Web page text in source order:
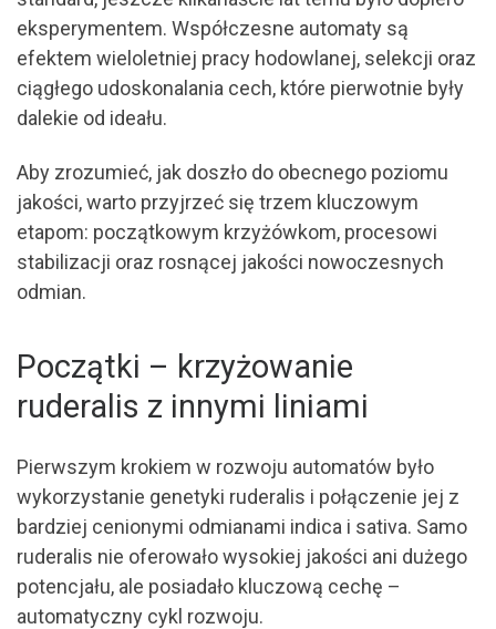
eksperymentem. Współczesne automaty są
efektem wieloletniej pracy hodowlanej, selekcji oraz
ciągłego udoskonalania cech, które pierwotnie były
dalekie od ideału.
Aby zrozumieć, jak doszło do obecnego poziomu
jakości, warto przyjrzeć się trzem kluczowym
etapom: początkowym krzyżówkom, procesowi
stabilizacji oraz rosnącej jakości nowoczesnych
odmian.
Początki – krzyżowanie
ruderalis z innymi liniami
Pierwszym krokiem w rozwoju automatów było
wykorzystanie genetyki ruderalis i połączenie jej z
bardziej cenionymi odmianami indica i sativa. Samo
ruderalis nie oferowało wysokiej jakości ani dużego
potencjału, ale posiadało kluczową cechę –
automatyczny cykl rozwoju.